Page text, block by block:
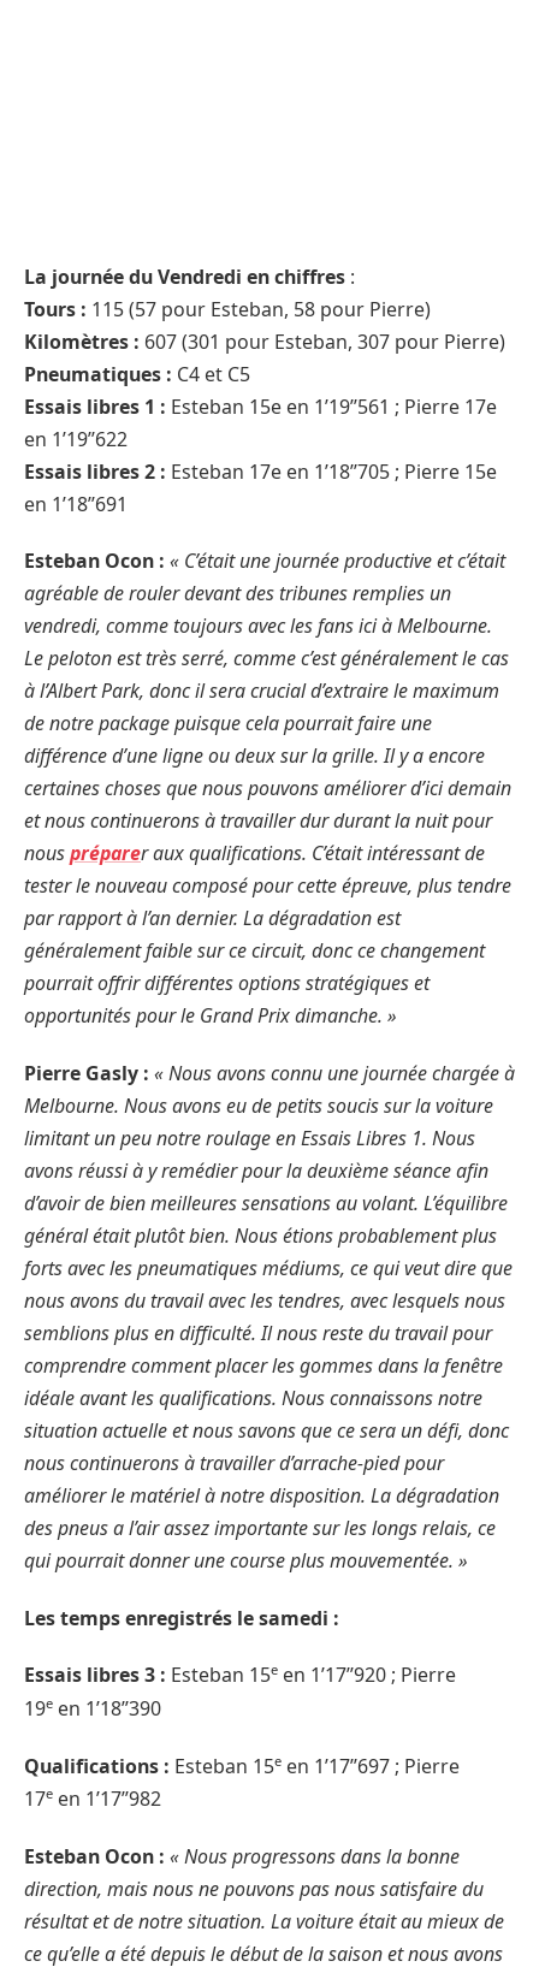
La journée du Vendredi en chiffres :
Tours : 115 (57 pour Esteban, 58 pour Pierre)
Kilomètres : 607 (301 pour Esteban, 307 pour Pierre)
Pneumatiques : C4 et C5
Essais libres 1 : Esteban 15e en 1’19’’561 ; Pierre 17e
en 1’19’’622
Essais libres 2 : Esteban 17e en 1’18’’705 ; Pierre 15e
en 1’18’’691
Esteban Ocon : « C’était une journée productive et c’était
agréable de rouler devant des tribunes remplies un
vendredi, comme toujours avec les fans ici à Melbourne.
Le peloton est très serré, comme c’est généralement le cas
à l’Albert Park, donc il sera crucial d’extraire le maximum
de notre package puisque cela pourrait faire une
différence d’une ligne ou deux sur la grille. Il y a encore
certaines choses que nous pouvons améliorer d’ici demain
et nous continuerons à travailler dur durant la nuit pour
nouspréparer aux qualifications. C’était intéressant de
tester le nouveau composé pour cette épreuve, plus tendre
par rapport à l’an dernier. La dégradation est
généralement faible sur ce circuit, donc ce changement
pourrait offrir différentes options stratégiques et
opportunités pour le Grand Prix dimanche. »
Pierre Gasly : « Nous avons connu une journée chargée à
Melbourne. Nous avons eu de petits soucis sur la voiture
limitant un peu notre roulage en Essais Libres 1. Nous
avons réussi à y remédier pour la deuxième séance afin
d’avoir de bien meilleures sensations au volant. L’équilibre
général était plutôt bien. Nous étions probablement plus
forts avec les pneumatiques médiums, ce qui veut dire que
nous avons du travail avec les tendres, avec lesquels nous
semblions plus en difficulté. Il nous reste du travail pour
comprendre comment placer les gommes dans la fenêtre
idéale avant les qualifications. Nous connaissons notre
situation actuelle et nous savons que ce sera un défi, donc
nous continuerons à travailler d’arrache-pied pour
améliorer le matériel à notre disposition. La dégradation
des pneus a l’air assez importante sur les longs relais, ce
qui pourrait donner une course plus mouvementée. »
Les temps enregistrés le samedi :
Essais libres 3 : Esteban 15e en 1’17’’920 ; Pierre
19e en 1’18’’390
Qualifications : Esteban 15e en 1’17’’697 ; Pierre
17e en 1’17’’982
Esteban Ocon : « Nous progressons dans la bonne
direction, mais nous ne pouvons pas nous satisfaire du
résultat et de notre situation. La voiture était au mieux de
ce qu’elle a été depuis le début de la saison et nous avons